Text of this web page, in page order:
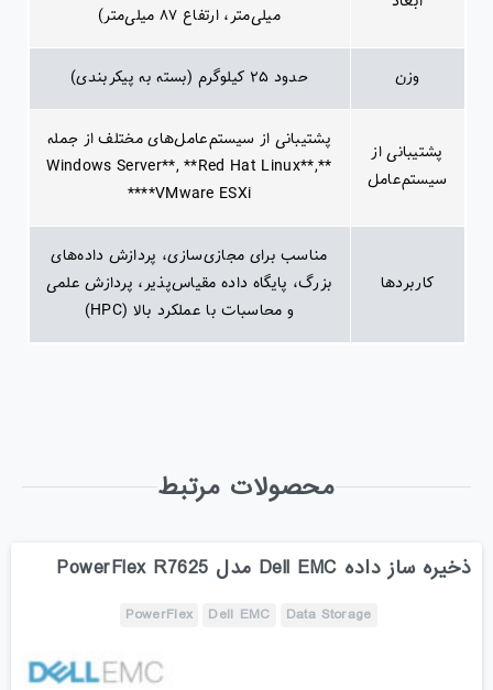
میلی‌متر، ارتفاع ۸۷ میلی‌متر)
وزن حدود ۲۵ کیلوگرم (بسته به پیکربندی)
پشتیبانی از
سیستم‌عامل
پشتیبانی از سیستم‌عامل‌های مختلف از جمله
**Windows Server**, **Red Hat Linux**,
**VMware ESXi**
کاربردها
مناسب برای مجازی‌سازی، پردازش داده‌های
بزرگ، پایگاه داده مقیاس‌پذیر، پردازش علمی
و محاسبات با عملکرد بالا (HPC)
محصولات مرتبط
ذخیره ساز داده Dell EMC مدل PowerFlex R7625
Data Storage
Dell EMC
PowerFlex